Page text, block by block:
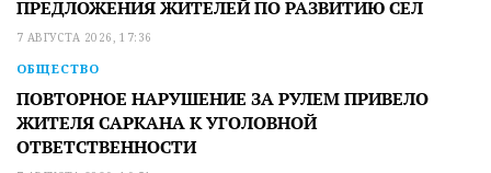
ПРЕДЛОЖЕНИЯ ЖИТЕЛЕЙ ПО РАЗВИТИЮ СЕЛ
7 АВГУСТА 2026, 17:36
ОБЩЕСТВО
ПОВТОРНОЕ НАРУШЕНИЕ ЗА РУЛЕМ ПРИВЕЛО
ЖИТЕЛЯ САРКАНА К УГОЛОВНОЙ
ОТВЕТСТВЕННОСТИ